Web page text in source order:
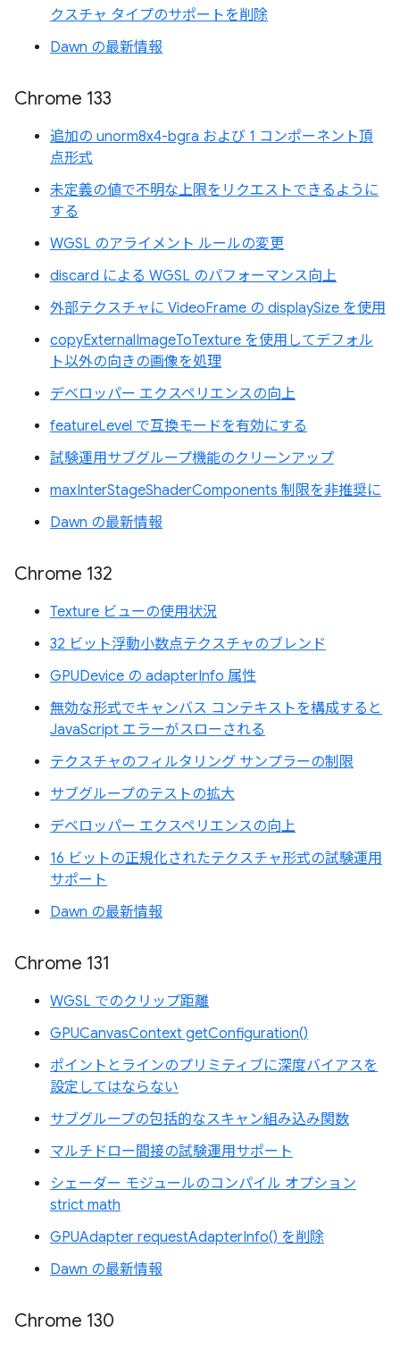
クスチャ タイプのサポートを削除
Dawn の最新情報
Chrome 133
追加の unorm8x4-bgra および 1 コンポーネント頂
点形式
未定義の値で不明な上限をリクエストできるように
する
WGSL のアライメント ルールの変更
discard による WGSL のパフォーマンス向上
外部テクスチャに VideoFrame の displaySize を使用
copyExternalImageToTexture を使用してデフォル
ト以外の向きの画像を処理
デベロッパー エクスペリエンスの向上
featureLevel で互換モードを有効にする
試験運用サブグループ機能のクリーンアップ
maxInterStageShaderComponents 制限を非推奨に
Dawn の最新情報
Chrome 132
Texture ビューの使用状況
32 ビット浮動小数点テクスチャのブレンド
GPUDevice の adapterInfo 属性
無効な形式でキャンバス コンテキストを構成すると
JavaScript エラーがスローされる
テクスチャのフィルタリング サンプラーの制限
サブグループのテストの拡大
デベロッパー エクスペリエンスの向上
16 ビットの正規化されたテクスチャ形式の試験運用
サポート
Dawn の最新情報
Chrome 131
WGSL でのクリップ距離
GPUCanvasContext getConfiguration()
ポイントとラインのプリミティブに深度バイアスを
設定してはならない
サブグループの包括的なスキャン組み込み関数
マルチドロー間接の試験運用サポート
シェーダー モジュールのコンパイル オプション
strict math
GPUAdapter requestAdapterInfo() を削除
Dawn の最新情報
Chrome 130